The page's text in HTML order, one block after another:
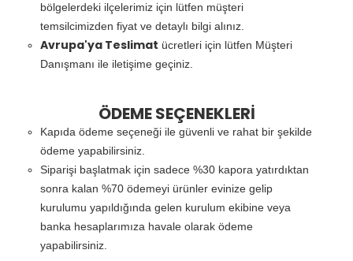
bölgelerdeki ilçelerimiz için lütfen müşteri
temsilcimizden fiyat ve detaylı bilgi alınız.
Avrupa'ya Teslimat ücretleri için lütfen Müşteri
Danışmanı ile iletişime geçiniz.
ÖDEME SEÇENEKLERİ
Kapıda ödeme seçeneği ile güvenli ve rahat bir şekilde
ödeme yapabilirsiniz.
Siparişi başlatmak için sadece %30 kapora yatırdıktan
sonra kalan %70 ödemeyi ürünler evinize gelip
kurulumu yapıldığında gelen kurulum ekibine veya
banka hesaplarımıza havale olarak ödeme
yapabilirsiniz.